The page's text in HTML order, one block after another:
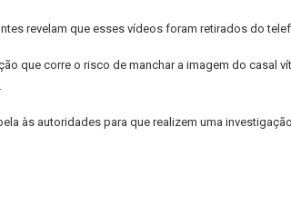
revelam que esses vídeos foram retirados do
que corre o risco de manchar a imagem do casal
às autoridades para que realizem uma